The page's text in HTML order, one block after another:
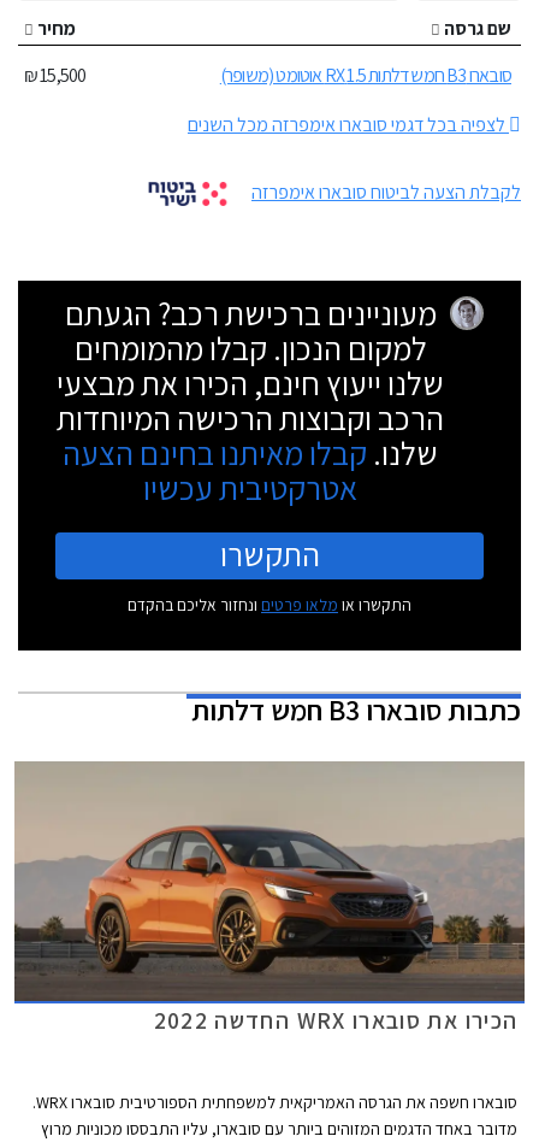
שם גרסה
מחיר
סובארו B3 חמש דלתות 1.5 RX אוטומט (משופר)
15,500 ₪
לצפיה בכל דגמי סובארו אימפרזה מכל השנים
לקבלת הצעה לביטוח סובארו אימפרזה
מעוניינים ברכישת רכב? הגעתם
למקום הנכון. קבלו מהמומחים
שלנו ייעוץ חינם, הכירו את מבצעי
הרכב וקבוצות הרכישה המיוחדות
שלנו. קבלו מאיתנו בחינם הצעה
אטרקטיבית עכשיו
התקשרו
התקשרו או מלאו פרטים ונחזור אליכם בהקדם
כתבותסובארו B3 חמש דלתות
הכירו את סובארו WRX החדשה 2022
סובארו חשפה את הגרסה האמריקאית למשפחתית הספורטיבית סובארו WRX.
מדובר באחד הדגמים המזוהים ביותר עם סובארו, עליו התבססו מכוניות מרוץ